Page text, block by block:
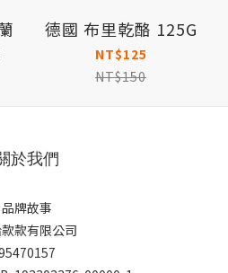
德國 布里乾酪 125G
NT$125
NT$150
於我們
品牌故事
款有限公司